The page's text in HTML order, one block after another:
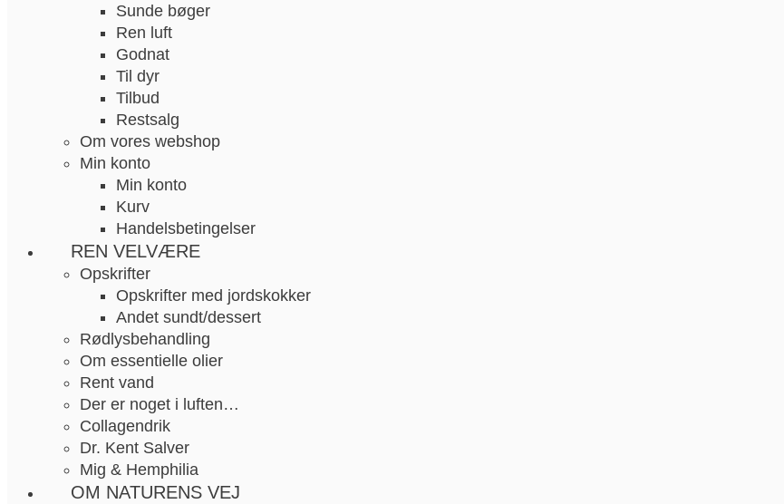
Sunde bøger
Ren luft
Godnat
Til dyr
Tilbud
Restsalg
Om vores webshop
Min konto
Min konto
Kurv
Handelsbetingelser
REN VELVÆRE
Opskrifter
Opskrifter med jordskokker
Andet sundt/dessert
Rødlysbehandling
Om essentielle olier
Rent vand
Der er noget i luften…
Collagendrik
Dr. Kent Salver
Mig & Hemphilia
OM NATURENS VEJ